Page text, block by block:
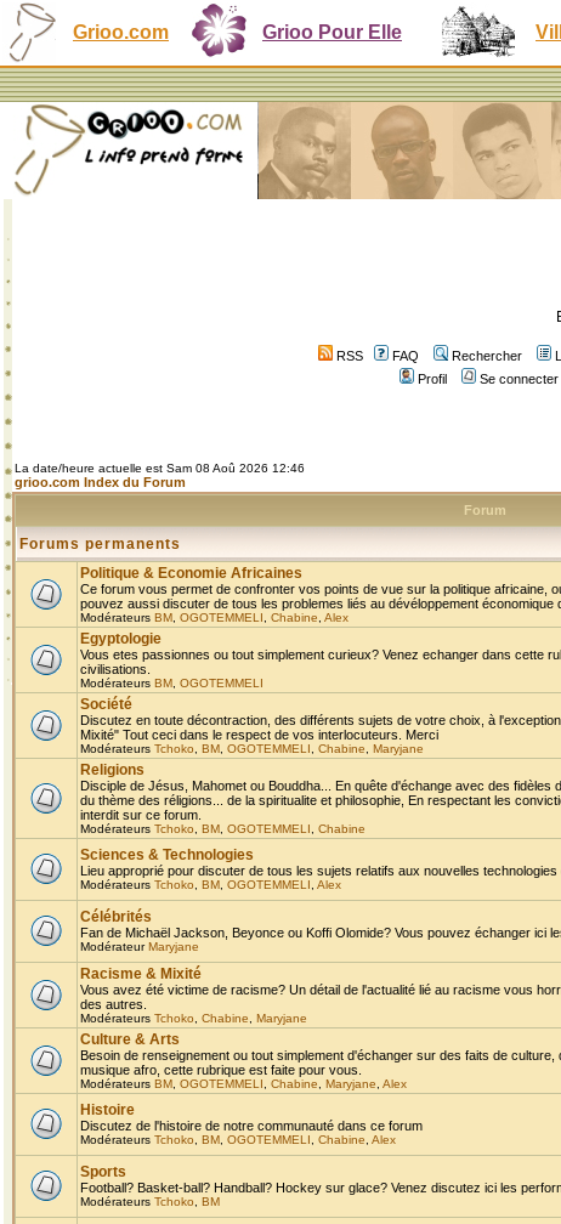
Grioo.com Grioo Pour Elle
RSS FAQ Rechercher
Profil
Se
La date/heure actuelle est Sam 08 Aoû 2026 12:46
grioo.com Index du Forum
Forum
Forums permanents
Politique & Economie Africaines
Ce forum vous permet de confronter vos points de vue sur la politique africaine,
pouvez aussi discuter de tous les problemes liés au dévéloppement économique
Modérateurs BM OGOTEMMELI Chabine Alex
Egyptologie
Vous etes passionnes ou tout simplement curieux? Venez echanger dans cette
civilisations.
Modérateurs BM OGOTEMMELI
Société
Discutez en toute décontraction, des différents sujets de votre choix, à
Mixité" Tout ceci dans le respect de vos interlocuteurs. Merci
Modérateurs Tchoko BM OGOTEMMELI Chabine Maryjane
Religions
Disciple de Jésus, Mahomet ou Bouddha... En quête d'échange avec des
du thème des réligions... de la spiritualite et philosophie, En respectant les
interdit sur ce forum.
Modérateurs Tchoko BM OGOTEMMELI Chabine
Sciences & Technologies
Lieu approprié pour discuter de tous les sujets relatifs aux nouvelles
Modérateurs Tchoko BM OGOTEMMELI Alex
Célébrités
Fan de Michaël Jackson, Beyonce ou Koffi Olomide? Vous pouvez échanger ici
ModérateurMaryjane
Racisme & Mixité
Vous avez été victime de racisme? Un détail de l'actualité lié au racisme vous
des autres.
Modérateurs Tchoko Chabine Maryjane
Culture & Arts
Besoin de renseignement ou tout simplement d'échanger sur des faits de
musique afro, cette rubrique est faite pour vous.
Modérateurs BM OGOTEMMELI Chabine Maryjane Alex
Histoire
Discutez de l'histoire de notre communauté dans ce forum
Modérateurs Tchoko BM OGOTEMMELI Chabine Alex
Sports
Football? Basket-ball? Handball? Hockey sur glace? Venez discutez ici les
Modérateurs Tchoko BM